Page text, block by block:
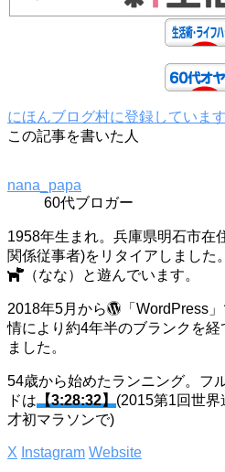
にほんブログ村に登録しています
この記事を書いた人
nana_papa
60代ブロガー
1958年生まれ。兵庫県明石市在
関係従事者)をリタイアしました
（なな）と遊んでいます。
2018年5月から
「WordPress
情により約4年半のブランクを
ました。
54歳から始めたランニング。フ
ドは【3:28:32】(2015第1回世
才初マラソンで)
X Instagram Website